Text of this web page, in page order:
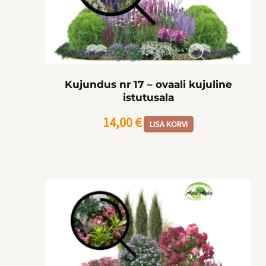
Kujundus nr 17 – ovaali kujuline
istutusala
14,00€ LISA KORVI